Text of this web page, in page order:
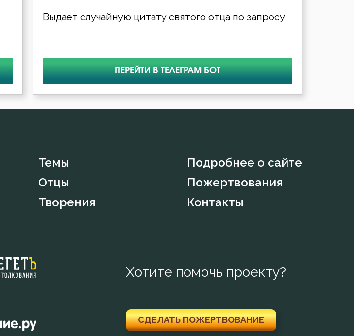
Выдает случайную цитату святого отца по запросу
ПЕРЕЙТИ В ТЕЛЕГРАМ БОТ
Темы
Отцы
Творения
Подробнее о сайте
Пожертвования
Контакты
Хотите помочь проекту?
СДЕЛАТЬ ПОЖЕРТВОВАНИЕ